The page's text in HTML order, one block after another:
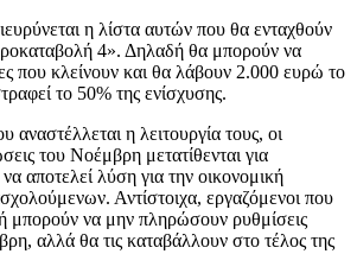
η λίστα αυτών που θα ενταχθούν
4». Δηλαδή θα μπορούν να
που κλείνουν και θα λάβουν 2.000 ευρώ το
το 50% της ενίσχυσης.
αναστέλλεται η λειτουργία τους, οι
του Νοέμβρη μετατίθενται για
αποτελεί λύση για την οικονομική
Αντίστοιχα, εργαζόμενοι που
μπορούν να μην πληρώσουν ρυθμίσεις
αλλά θα τις καταβάλλουν στο τέλος της